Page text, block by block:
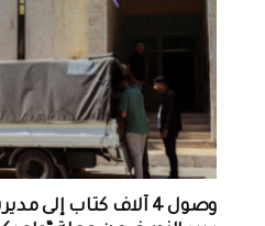
وصول 4 آلاف كتاب إلى